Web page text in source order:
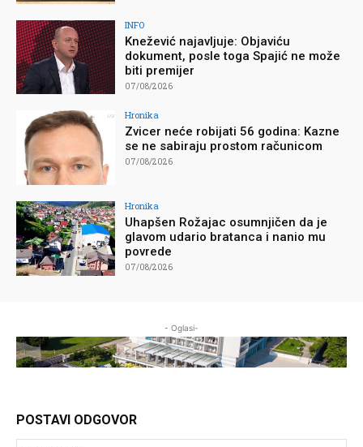
INFO
Knežević najavljuje: Objaviću
dokument, posle toga Spajić ne može
biti premijer
07/08/2026
Hronika
Zvicer neće robijati 56 godina: Kazne
se ne sabiraju prostom računicom
07/08/2026
Hronika
Uhapšen Rožajac osumnjičen da je
glavom udario bratanca i nanio mu
povrede
07/08/2026
- Oglasi-
POSTAVI ODGOVOR